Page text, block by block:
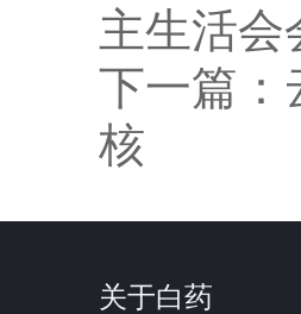
主生活会
下一篇：
核
关于白药